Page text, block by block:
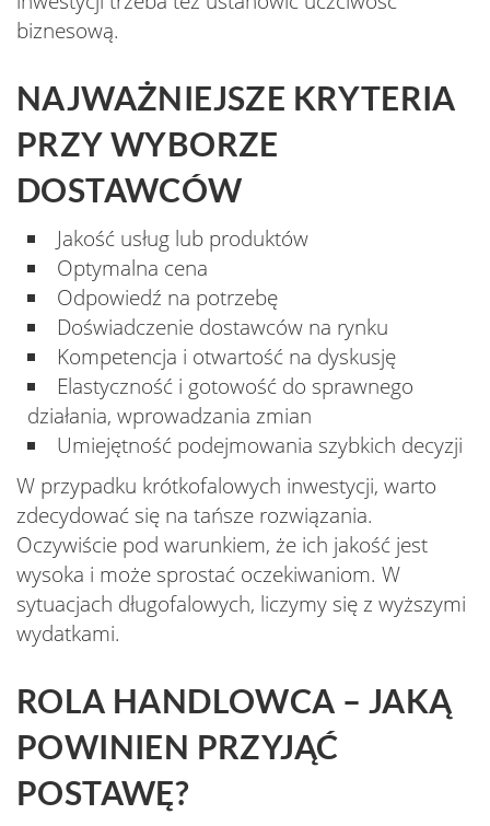
biznesową.
NAJWAŻNIEJSZE KRYTERIA
PRZY WYBORZE
DOSTAWCÓW
Jakość usług lub produktów
Optymalna cena
Odpowiedź na potrzebę
Doświadczenie dostawców na rynku
Kompetencja i otwartość na dyskusję
Elastyczność i gotowość do sprawnego
działania, wprowadzania zmian
Umiejętność podejmowania szybkich decyzji
W przypadku krótkofalowych inwestycji, warto
zdecydować się na tańsze rozwiązania.
Oczywiście pod warunkiem, że ich jakość jest
wysoka i może sprostać oczekiwaniom. W
sytuacjach długofalowych, liczymy się z wyższymi
wydatkami.
ROLA HANDLOWCA – JAKĄ
POWINIEN PRZYJĄĆ
POSTAWĘ?